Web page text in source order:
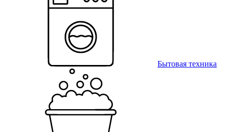
Бытовая техника